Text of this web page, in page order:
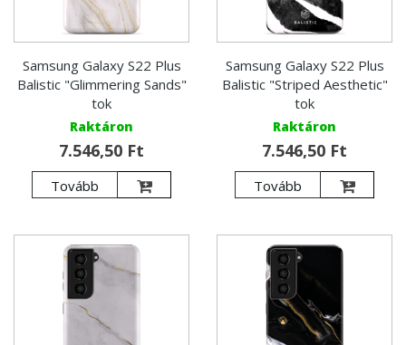
Samsung Galaxy S22 Plus
Balistic "Glimmering Sands"
tok
Raktáron
7.546,50 Ft
Tovább
Samsung Galaxy S22 Plus
Balistic "Striped Aesthetic"
tok
Raktáron
7.546,50 Ft
Tovább